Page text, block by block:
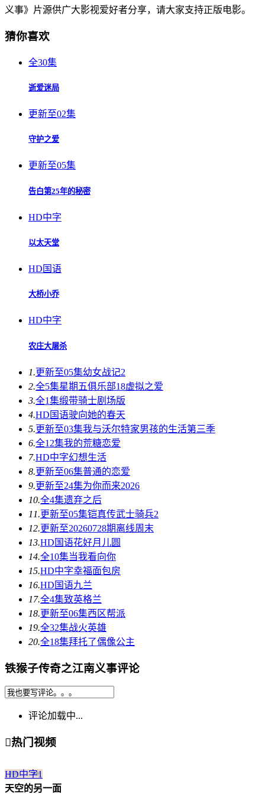
义事》片源供广大影视爱好者分享，请大家支持正版电影。
猜你喜欢
全30集
逝爱迷局
更新至02集
守护之爱
更新至05集
告白第25年的秘密
HD中字
以太天堂
HD国语
大桥小乔
HD中字
农庄大屠杀
1.更新至05集幼女战记2
2.全5集星期五俱乐部18虚拟之爱
3.全1集缎带骑士剧场版
4.HD国语驶向她的春天​
5.更新至03集我与沃尔特家男孩的生活第三季
6.全12集我的荒糖恋爱
7.HD中字幻想生活
8.更新至06集普通的恋爱
9.更新至24集为你而来2026
10.全4集遗弃之后
11.更新至05集铠真传武士骑兵2
12.更新至20260728期离线周末
13.HD国语花好月儿圆
14.全10集当我看向你
15.HD中字幸福面包房
16.HD国语九兰
17.全4集致英格兰
18.更新至06集西区帮派
19.全32集战火英雄
20.全18集拜托了偶像公主
铁猴子传奇之江南义事评论
评论加载中...
热门视频
HD中字1
天空的另一面